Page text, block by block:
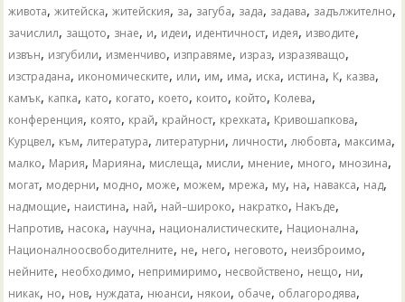
живота,житейска,житейския, за, загуба, зада, задава, задължително,
зачислил, защото, знае, и, идеи, идентичност, идея, изводите,
извън, изгубили, изменчиво, изправяме, израз, изразяващо,
изстрадана, икономическите, или, им, има, иска, истина, К, казва,
камък, капка, като, когато, което, които, който, Колева,
конференция, която, край, крайност, крехката, Кривошапкова,
Курцвел, към,литература,литературни,личности,любовта, максима,
малко, Мария, Марияна, мислеща, мисли, мнение, много, мнозина,
могат, модерни, модно, може, можем, мрежа, му, на, навакса, над,
надмощие, наистина, най, най–широко, накратко, Накъде,
Напротив, насока, научна, националистическите, Национална,
Националноосвободителните, не, него, неговото, неизброимо,
нейните, необходимо, непримиримо, несвойствено, нещо, ни,
никак, но, нов, нуждата, нюанси, някои, обаче, облагородява,